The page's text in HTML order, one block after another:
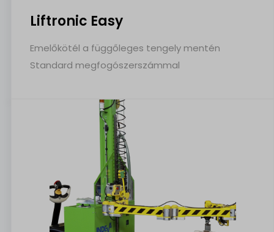
Liftronic Easy
Emelőkötél a függőleges tengely mentén
Standard megfogószerszámmal